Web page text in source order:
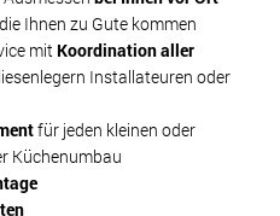
Ihnen zu Gute kommen
mit Koordination aller
Installateuren oder
für jeden kleinen oder
Küchenumbau